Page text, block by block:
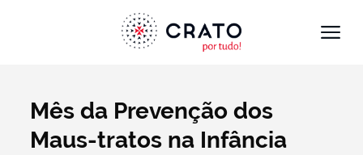
Termo de Pesquisa
Mês da Prevenção dos
Maus-tratos na Infância